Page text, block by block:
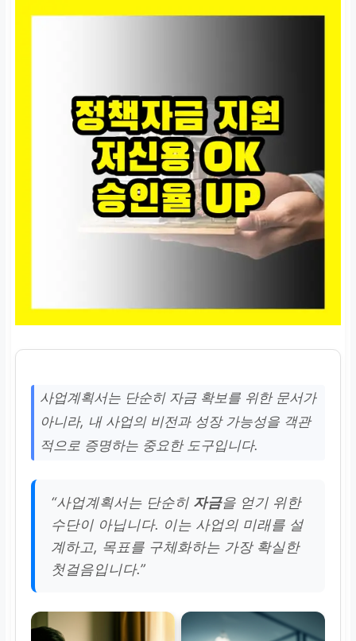
사업계획서는 단순히 자금 확보를 위한 문서가
아니라, 내 사업의 비전과 성장 가능성을 객관
적으로 증명하는 중요한 도구입니다.
“사업계획서는 단순히 자금을 얻기 위한
수단이 아닙니다. 이는 사업의 미래를 설
계하고, 목표를 구체화하는 가장 확실한
첫걸음입니다.”